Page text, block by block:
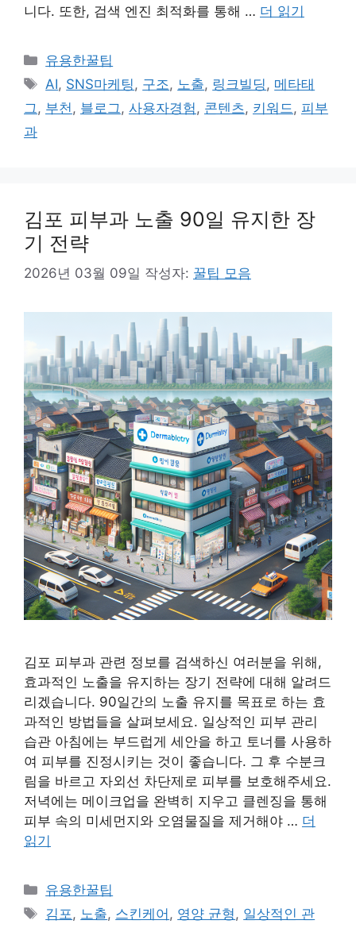
니다. 또한, 검색 엔진 최적화를 통해 … 더 읽기
카
테
리
유용한꿀팁
태
그
AI, SNS마케팅 , 구조, 노출, 링크빌딩 , 메타태
그 , 부천 , 블로그 , 사용자경험 , 콘텐츠, 키워드 , 피부
과
김포 피부과 노출 90일 유지한 장
기 전략
2026년 03월 09일 작성자: 꿀팁 모음
김포 피부과 관련 정보를 검색하신 여러분을 위해,
효과적인 노출을 유지하는 장기 전략에 대해 알려드
리겠습니다. 90일간의 노출 유지를 목표로 하는 효
과적인 방법들을 살펴보세요. 일상적인 피부 관리
습관 아침에는 부드럽게 세안을 하고 토너를 사용하
여 피부를 진정시키는 것이 좋습니다. 그 후 수분크
림을 바르고 자외선 차단제로 피부를 보호해주세요.
저녁에는 메이크업을 완벽히 지우고 클렌징을 통해
피부 속의 미세먼지와 오염물질을 제거해야 … 더
읽기
카
테
유용한꿀팁
태
김포, 노출, 스킨케어 , 영양 균형, 일상적인 관